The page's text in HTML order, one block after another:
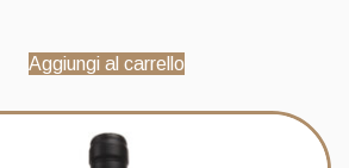
Aggiungi al carrello